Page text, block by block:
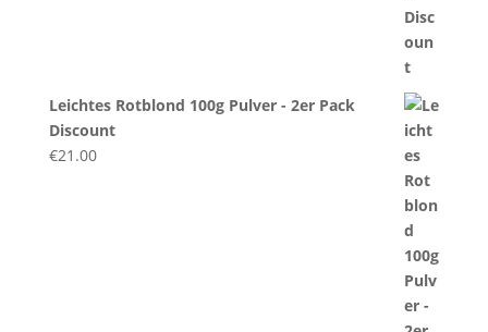
Leichtes Rotblond 100g Pulver - 2er Pack
Discount
€21.00